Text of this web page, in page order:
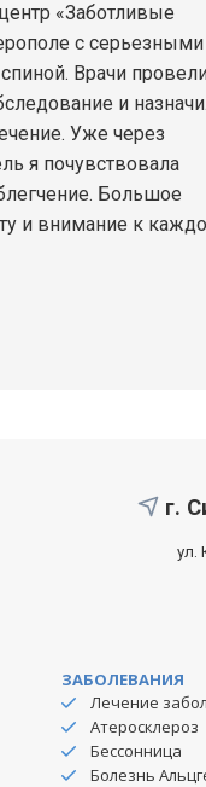
«Заботливые
с серьезными
Врачи
и
Уже через
я почувствовала
Большое
и внимание к
г.
ул.
ЗАБОЛЕВАНИЯ
Лечение
Атеросклероз
Бессонница
Болезнь